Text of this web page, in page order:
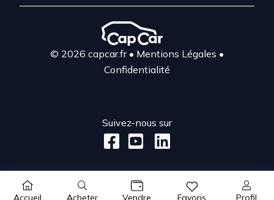
Accueil Acheter Vendre Favoris Profil
© 2026 capcar.fr• Mentions Légales •
Confidentialité
Suivez-nous sur